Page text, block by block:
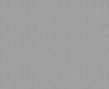
BY DANGO